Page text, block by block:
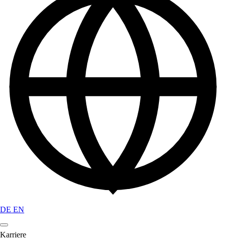
DE EN
Karriere